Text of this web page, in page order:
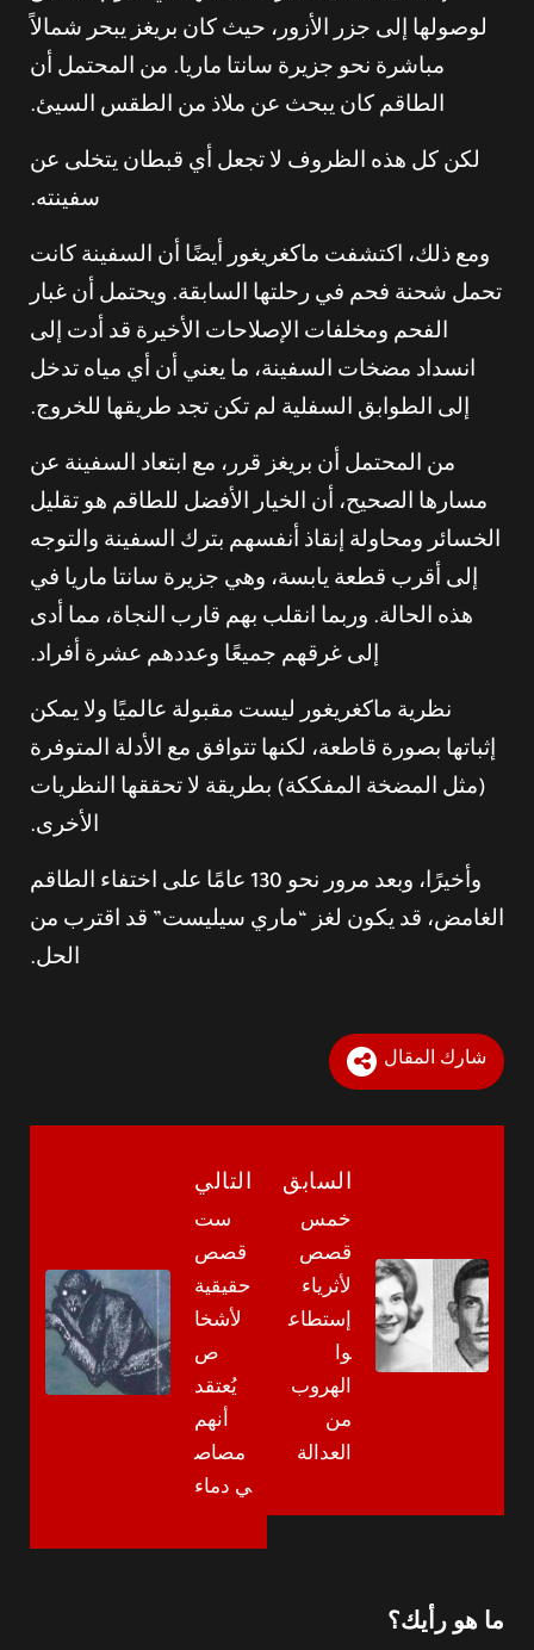
لوصولها إلى جزر الأزور، حيث كان بريغز يبحر شمالاً
مباشرة نحو جزيرة سانتا ماريا. من المحتمل أن
الطاقم كان يبحث عن ملاذ من الطقس السيئ.
لكن كل هذه الظروف لا تجعل أي قبطان يتخلى عن
سفينته.
ومع ذلك، اكتشفت ماكغريغور أيضًا أن السفينة كانت
تحمل شحنة فحم في رحلتها السابقة. ويحتمل أن غبار
الفحم ومخلفات الإصلاحات الأخيرة قد أدت إلى
انسداد مضخات السفينة، ما يعني أن أي مياه تدخل
إلى الطوابق السفلية لم تكن تجد طريقها للخروج.
من المحتمل أن بريغز قرر، مع ابتعاد السفينة عن
مسارها الصحيح، أن الخيار الأفضل للطاقم هو تقليل
الخسائر ومحاولة إنقاذ أنفسهم بترك السفينة والتوجه
إلى أقرب قطعة يابسة، وهي جزيرة سانتا ماريا في
هذه الحالة. وربما انقلب بهم قارب النجاة، مما أدى
إلى غرقهم جميعًا وعددهم عشرة أفراد.
نظرية ماكغريغور ليست مقبولة عالميًا ولا يمكن
إثباتها بصورة قاطعة، لكنها تتوافق مع الأدلة المتوفرة
(مثل المضخة المفككة) بطريقة لا تحققها النظريات
الأخرى.
وأخيرًا، وبعد مرور نحو 130 عامًا على اختفاء الطاقم
الغامض، قد يكون لغز “ماري سيليست” قد اقترب من
الحل.
شارك المقال
السابق
خمس
قصص
لأثرياء
إستطاع
وا
الهروب
من
العدالة
التالي
ست
قصص
حقيقية
لأشخا
ص
يُعتقد
أنهم
مصاص
ي دماء
ما هو رأيك؟